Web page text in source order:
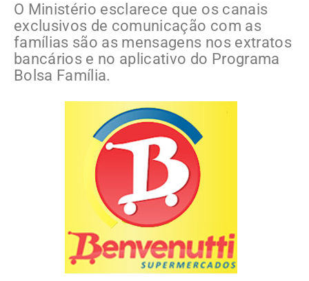
O Ministério esclarece que os canais
exclusivos de comunicação com as
famílias são as mensagens nos extratos
bancários e no aplicativo do Programa
Bolsa Família.